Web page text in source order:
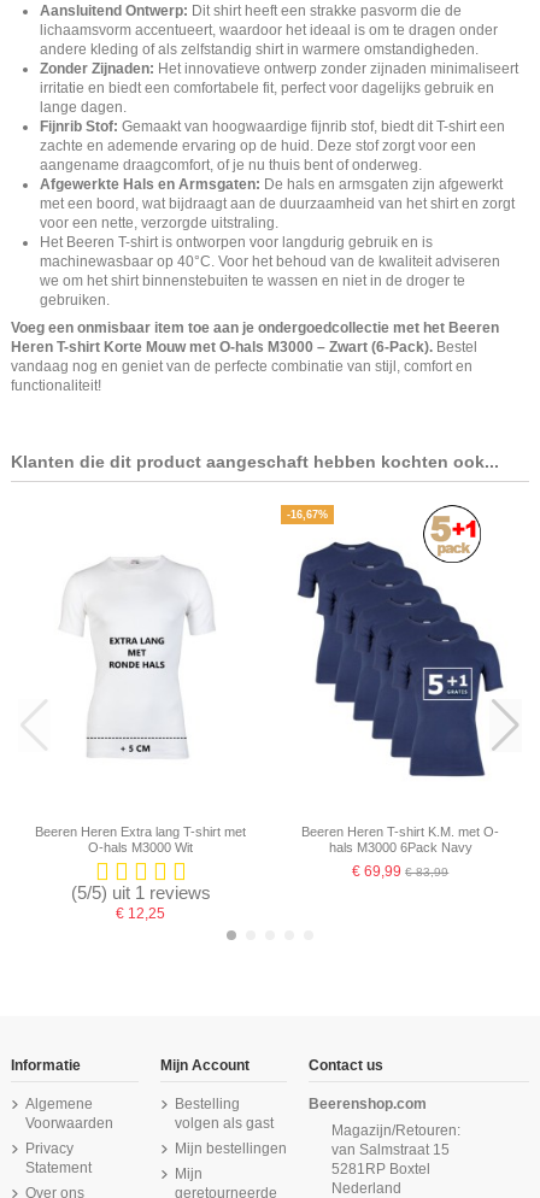
Aansluitend Ontwerp: Dit shirt heeft een strakke pasvorm die de
lichaamsvorm accentueert, waardoor het ideaal is om te dragen onder
andere kleding of als zelfstandig shirt in warmere omstandigheden.
Zonder Zijnaden: Het innovatieve ontwerp zonder zijnaden minimaliseert
irritatie en biedt een comfortabele fit, perfect voor dagelijks gebruik en
lange dagen.
Fijnrib Stof: Gemaakt van hoogwaardige fijnrib stof, biedt dit T-shirt een
zachte en ademende ervaring op de huid. Deze stof zorgt voor een
aangename draagcomfort, of je nu thuis bent of onderweg.
Afgewerkte Hals en Armsgaten: De hals en armsgaten zijn afgewerkt
met een boord, wat bijdraagt aan de duurzaamheid van het shirt en zorgt
voor een nette, verzorgde uitstraling.
Het Beeren T-shirt is ontworpen voor langdurig gebruik en is
machinewasbaar op 40°C. Voor het behoud van de kwaliteit adviseren
we om het shirt binnenstebuiten te wassen en niet in de droger te
gebruiken.
Voeg een onmisbaar item toe aan je ondergoedcollectie met het Beeren
Heren T-shirt Korte Mouw met O-hals M3000 – Zwart (6-Pack). Bestel
vandaag nog en geniet van de perfecte combinatie van stijl, comfort en
functionaliteit!
Klanten die dit product aangeschaft hebben kochten ook...
Beeren Heren Extra lang T-shirt met
O-hals M3000 Wit
(5/5) uit 1 reviews
€ 12,25
-16,67%
Beeren Heren T-shirt K.M. met O-
hals M3000 6Pack Navy
€ 69,99€ 83,99
Informatie
Algemene
Voorwaarden
Privacy
Statement
Over ons
Mijn Account
Bestelling
volgen als gast
Mijn bestellingen
Mijn
geretourneerde
Contact us
Beerenshop.com
Magazijn/Retouren:
van Salmstraat 15
5281RP Boxtel
Nederland